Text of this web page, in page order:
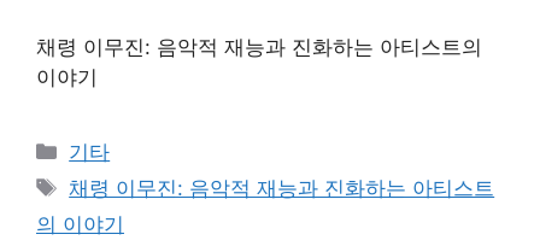
채령 이무진: 음악적 재능과 진화하는 아티스트의
이야기
Categories
기타
Tags
채령 이무진: 음악적 재능과 진화하는 아티스트
의 이야기